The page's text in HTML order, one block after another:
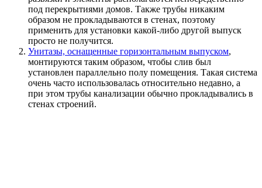
под перекрытиями домов. Также трубы никаким
образом не прокладываются в стенах, поэтому
применить для установки какой-либо другой выпуск
просто не получится.
Унитазы, оснащенные горизонтальным выпуском,
монтируются таким образом, чтобы слив был
установлен параллельно полу помещения. Такая система
очень часто использовалась относительно недавно, а
при этом трубы канализации обычно прокладывались в
стенах строений.